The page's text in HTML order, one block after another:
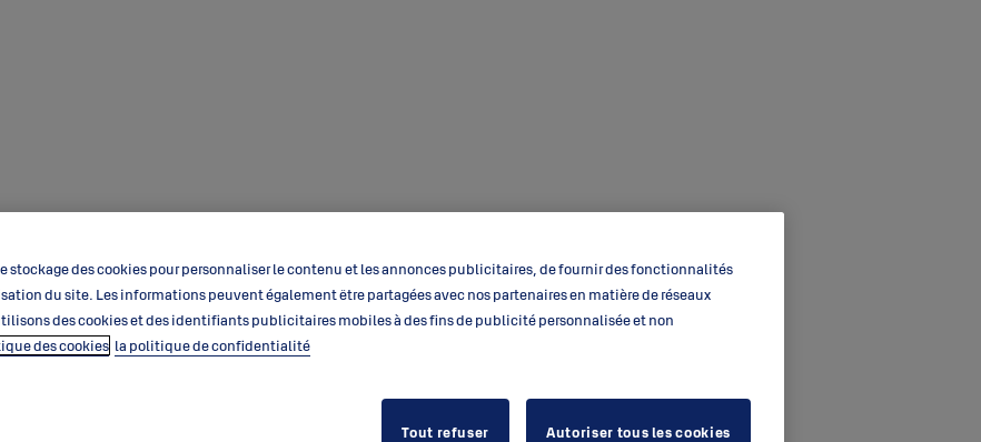
stockage des cookies pour personnaliser le contenu et les annonces publicitaires, de fournir des fonctionnalités
du site. Les informations peuvent également être partagées avec nos partenaires en matière de réseaux
des cookies et des identifiants publicitaires mobiles à des fins de publicité personnalisée et non
des cookies la politique de confidentialité
Tout refuser
Autoriser tous les cookies